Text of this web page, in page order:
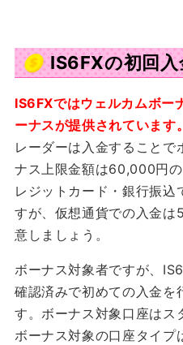
IS6FXの初回
IS6FXではウェルカムボー
ーナスが提供されています。
レーダーは入金することで
ナス上限金額は60,000円
レジットカード・銀行振
すが、仮想通貨での入金
意しましょう。
ボーナス対象者ですが、
確認済みで初めての入金を
す。ボーナス対象口座はス
ボーナス対象の口座タイプ